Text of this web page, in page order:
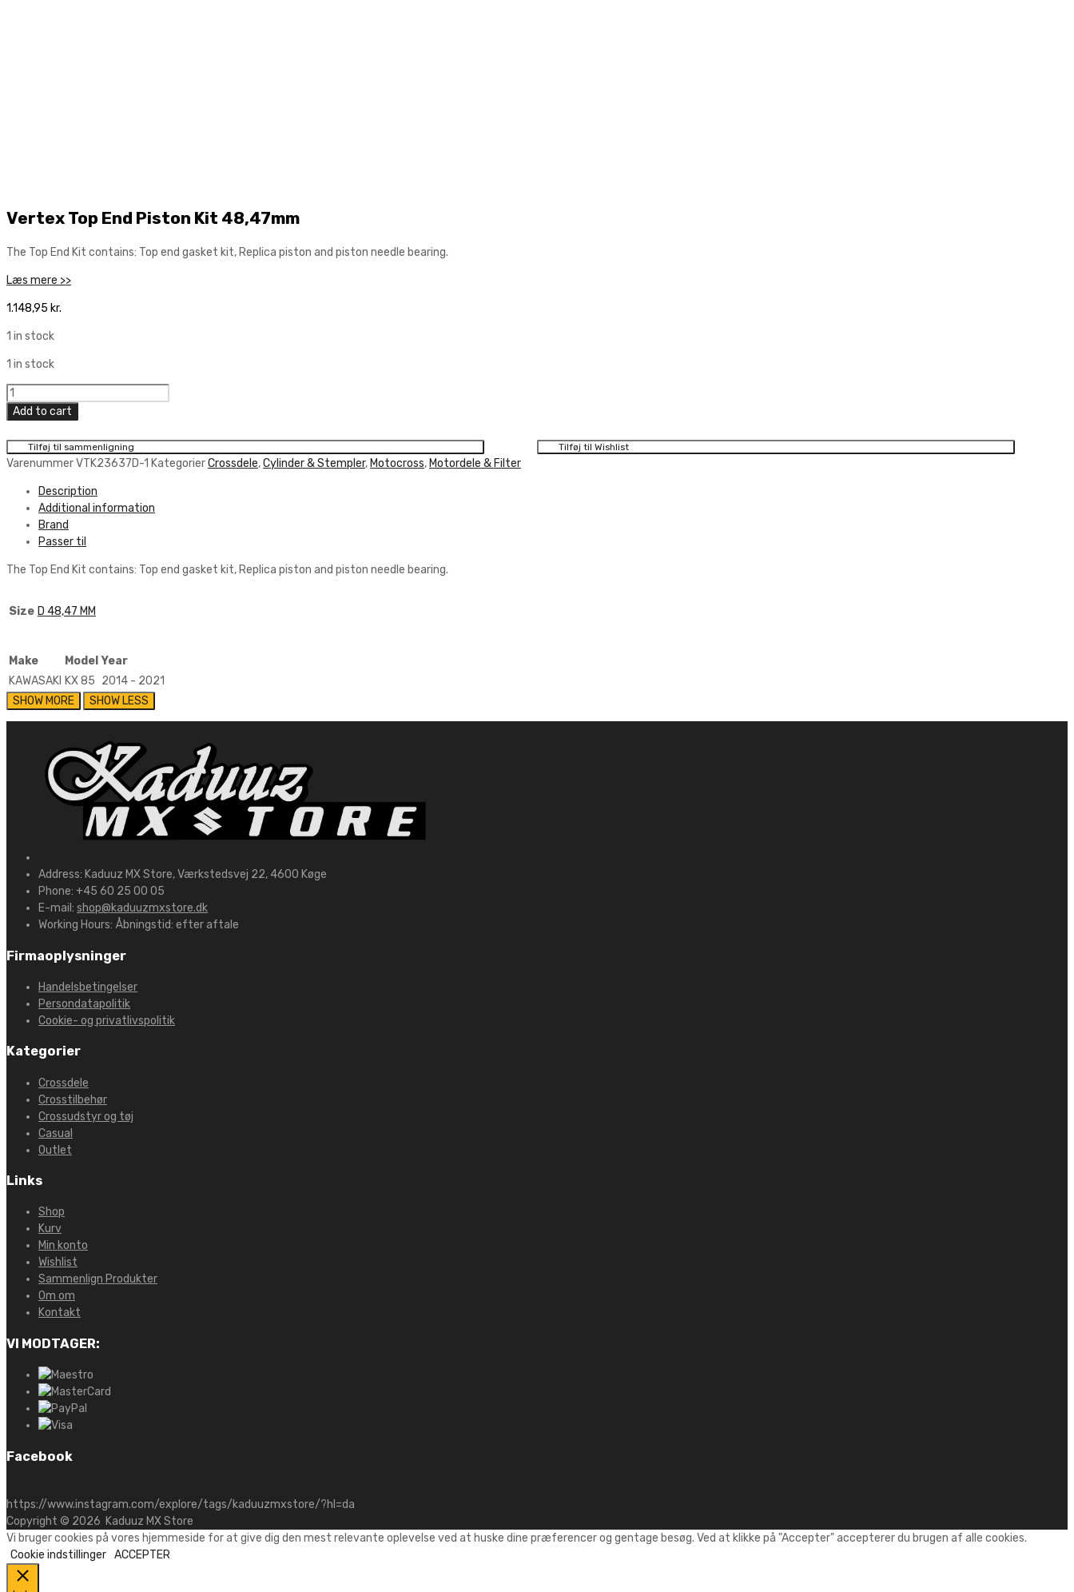
Vertex Top End Piston Kit 48,47mm
The Top End Kit contains: Top end gasket kit, Replica piston and piston needle bearing.
Læs mere >>
1.148,95 kr.
1 in stock
1 in stock
Vertex
Top
End
Piston
Kit
quantity
Add to cart
Tilføj til sammenligning Tilføj til Wishlist
VarenummerVTK23637D-1 KategorierCrossdele,Cylinder & Stempler, Motocross, Motordele & Filter
Description
Additional information
Brand
Passer til
The Top End Kit contains: Top end gasket kit, Replica piston and piston needle bearing.
Size D 48,47 MM
Make Model Year
KAWASAKI KX 85 2014 - 2021
Address: Kaduuz MX Store, Værkstedsvej 22, 4600 Køge
Phone: +45 60 25 00 05
E-mail: shop@kaduuzmxstore.dk
Working Hours: Åbningstid: efter aftale
Firmaoplysninger
Handelsbetingelser
Persondatapolitik
Cookie- og privatlivspolitik
Kategorier
Crossdele
Crosstilbehør
Crossudstyr og tøj
Casual
Outlet
Links
Shop
Kurv
Min konto
Wishlist
Sammenlign Produkter
Om om
Kontakt
VI MODTAGER:
Facebook
https://www.instagram.com/explore/tags/kaduuzmxstore/?hl=da
Copyright © 2026 Kaduuz MX Store
Vi bruger cookies på vores hjemmeside for at give dig den mest relevante oplevelse ved at huske dine præferencer og gentage besøg. Ved at klikke på "Accepter" accepterer du brugen af alle cookies.
Cookie indstillinger ACCEPTER